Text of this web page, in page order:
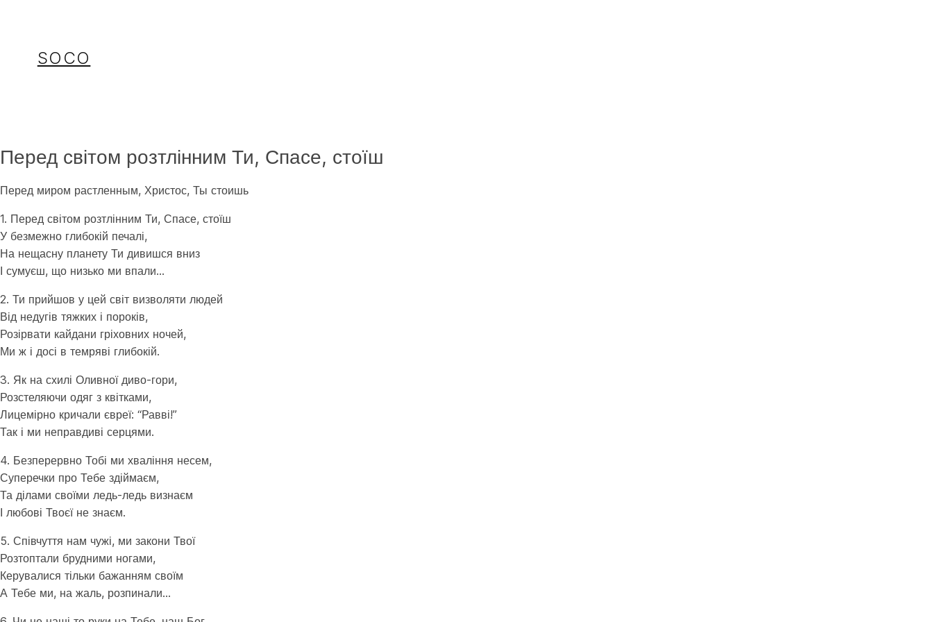
SOCO
Перед світом розтлінним Ти, Спасе, стоїш
Перед миром растленным, Христос, Ты стоишь
1. Перед світом розтлінним Ти, Спасе, стоїш
У безмежно глибокій печалі,
На нещасну планету Ти дивишся вниз
І сумуєш, що низько ми впали…
2. Ти прийшов у цей світ визволяти людей
Від недугів тяжких і пороків,
Розірвати кайдани гріховних ночей,
Ми ж і досі в темряві глибокій.
3. Як на схилі Оливної диво-гори,
Розстеляючи одяг з квітками,
Лицемірно кричали євреї: “Равві!”
Так і ми неправдиві серцями.
4. Безперервно Тобі ми хваління несем,
Суперечки про Тебе здіймаєм,
Та ділами своїми ледь-ледь визнаєм
І любові Твоєї не знаєм.
5. Співчуття нам чужі, ми закони Твої
Розтоптали брудними ногами,
Керувалися тільки бажанням своїм
А Тебе ми, на жаль, розпинали…